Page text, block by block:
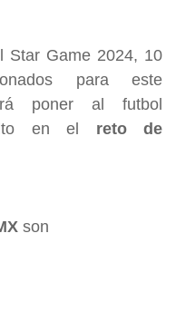
Star Game 2024, 10
para este
poner al futbol
en el
reto de
son